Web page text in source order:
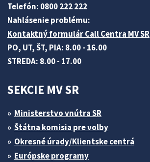
Telefón: 0800 222 222
Nahlásenie problému:
Kontaktný formulár Call Centra MV SR
PO, UT, ŠT, PIA: 8.00 - 16.00
STREDA: 8.00 - 17.00
SEKCIE MV SR
Ministerstvo vnútra SR
Štátna komisia pre volby
Okresné úrady/Klientske centrá
Európske programy